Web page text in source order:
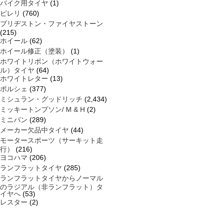
バイク用タイヤ (1)
ピレリ (760)
ブリヂストン・ファイヤストーン
(215)
ホイール (62)
ホイール修正（塗装）
(1)
ホワイトリボン（ホワイトウォー
ル）タイヤ (64)
ホワイトレター (13)
ポルシェ (377)
ミシュラン・グッドリッチ (2,434)
ミッキートンプソン/ M & H (2)
ミニバン (289)
メーカー欠品中タイヤ (44)
モータースポーツ（サーキット走
行）
(216)
ヨコハマ (206)
ランフラットタイヤ (285)
ランフラットタイヤからノーマル
のラジアル（非ランフラット）タ
イヤへ (53)
レスター (2)